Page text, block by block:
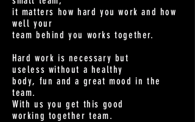
it matters how hard you work and how
well your
team behind you works together.
Hard work is necessary but
useless without a healthy
body, fun and a greatmood in the
team.
With us you get this good
working together team.